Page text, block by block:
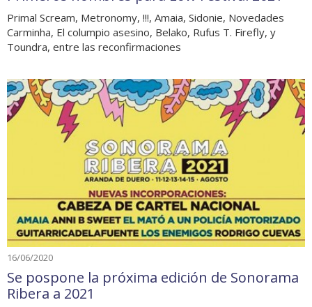
Primal Scream, Metronomy, !!!, Amaia, Sidonie, Novedades
Carminha, El columpio asesino, Belako, Rufus T. Firefly, y
Toundra, entre las reconfirmaciones
16/06/2020
Se pospone la próxima edición de Sonorama
Ribera a 2021